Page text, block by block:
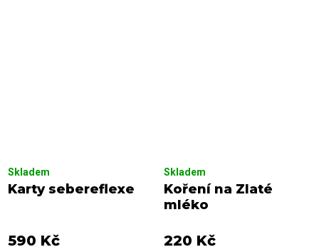
Karty sebereflexe
Skladem
590 Kč
Koření na Zlaté
mléko
Skladem
220 Kč